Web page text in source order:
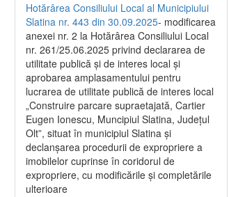
Hotărârea Consiliului Local al Municipiului
Slatina nr. 443 din 30.09.2025- modificarea
anexei nr. 2 la Hotărârea Consiliului Local
nr. 261/25.06.2025 privind declararea de
utilitate publică şi de interes local şi
aprobarea amplasamentului pentru
lucrarea de utilitate publică de interes local
„Construire parcare supraetajată, Cartier
Eugen Ionescu, Muncipiul Slatina, Judeţul
Olt”, situat în municipiul Slatina şi
declanşarea procedurii de expropriere a
imobilelor cuprinse în coridorul de
expropriere, cu modificările şi completările
ulterioare